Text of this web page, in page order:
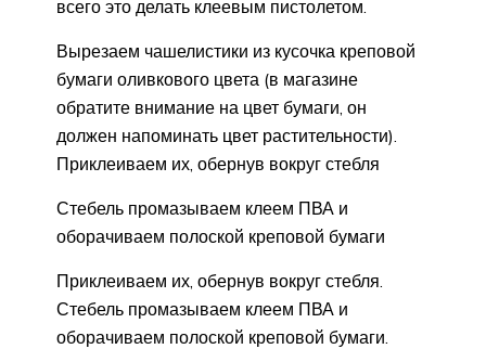
всего это делать клеевым пистолетом.
Вырезаем чашелистики из кусочка креповой
бумаги оливкового цвета (в магазине
обратите внимание на цвет бумаги, он
должен напоминать цвет растительности).
Приклеиваем их, обернув вокруг стебля
Стебель промазываем клеем ПВА и
оборачиваем полоской креповой бумаги
Приклеиваем их, обернув вокруг стебля.
Стебель промазываем клеем ПВА и
оборачиваем полоской креповой бумаги.